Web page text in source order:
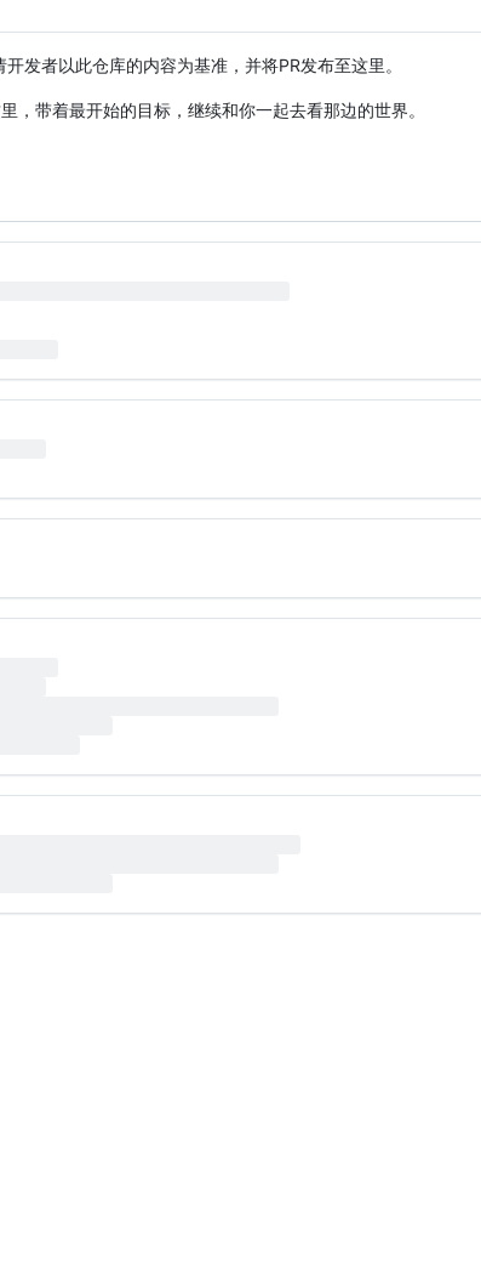
开发者以此仓库的内容为基准，并将PR发布至这里。
带着最开始的目标，继续和你一起去看那边的世界。